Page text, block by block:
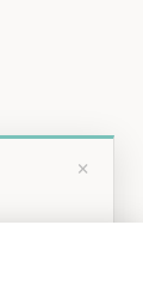
×